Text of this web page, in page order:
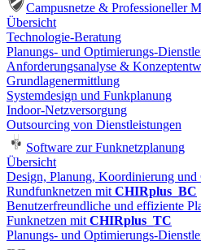
Campusnetze & Professioneller
Übersicht
Technologie-Beratung
Planungs- und Optimierungs-
Anforderungsanalyse &
Grundlagenermittlung
Systemdesign und Funkplanung
Indoor-Netzversorgung
Outsourcing von Dienstleistungen
Software zur Funknetzplanung
Übersicht
Design, Planung, Koordinierung
Rundfunknetzen mit CHIRplus_BC
Benutzerfreundliche und effiziente
Funknetzen mit CHIRplus_TC
Planungs- und Optimierungs-